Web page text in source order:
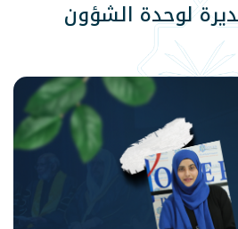
لوحدة الشؤون